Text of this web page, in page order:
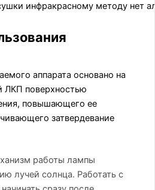
инфракрасному методу нет
аппарата основано на
ЛКП поверхностью
повышающего ее
затвердевание
работы лампы
лучей солнца. Работать с